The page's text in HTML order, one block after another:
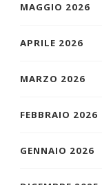
MAGGIO 2026
APRILE 2026
MARZO 2026
FEBBRAIO 2026
GENNAIO 2026